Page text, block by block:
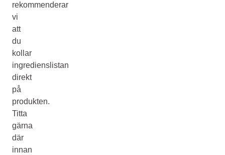
rekommenderar
vi
att
du
kollar
ingredienslistan
direkt
på
produkten.
Titta
gärna
där
innan